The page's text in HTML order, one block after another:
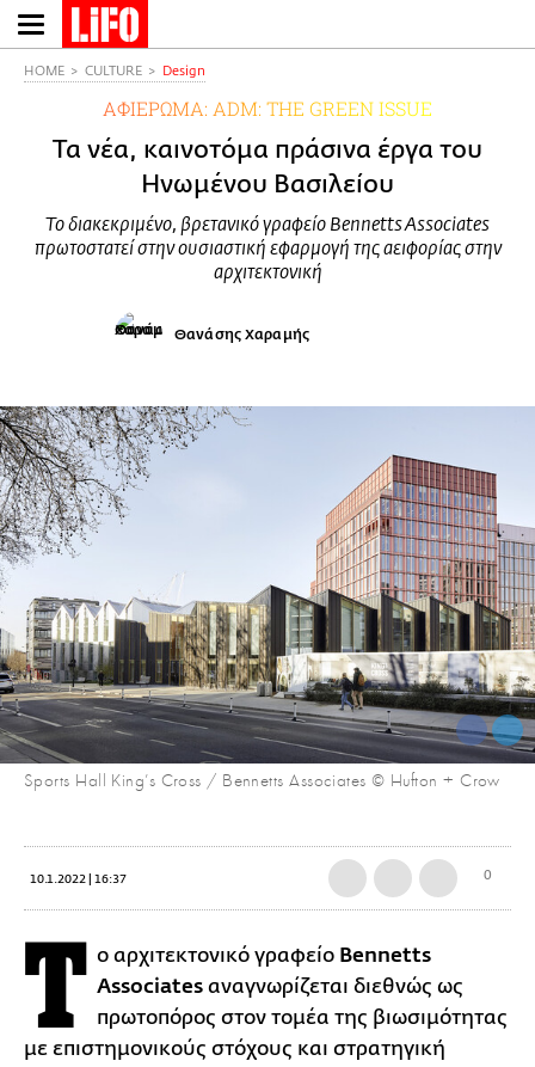
Παράκαμψη
προς
HOME CULTURE Design
ΑΦΙΕΡΩΜΑ: ADM: TΗΕ GREEN ISSUE
Τα νέα, καινοτόμα πράσινα έργα του
Ηνωμένου Βασιλείου
Το διακεκριμένο, βρετανικό γραφείο Bennetts Associates
πρωτοστατεί στην ουσιαστική εφαρμογή της αειφορίας στην
αρχιτεκτονική
Θανάσης Χαραμής
Sports Hall King’s Cross / Bennetts Associates © Hufton + Crow
10.1.2022 | 16:37 0
Τ ο αρχιτεκτονικό γραφείο Bennetts
Associates αναγνωρίζεται διεθνώς ως
πρωτοπόρος στον τομέα της βιωσιμότητας
με επιστημονικούς στόχους και στρατηγική